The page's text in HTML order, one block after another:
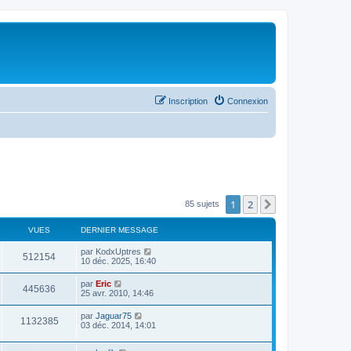
Connexion
Inscription
85 sujets 1 2
VUES DERNIER MESSAGE
512154 par KodxUptres
10 déc. 2025, 16:40
445636 par Eric
25 avr. 2010, 14:46
1132385 par Jaguar75
03 déc. 2014, 14:01